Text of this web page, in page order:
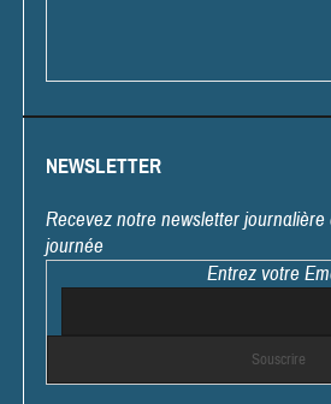
NEWSLETTER
Recevez notre newsletter
journée
Entrez votre